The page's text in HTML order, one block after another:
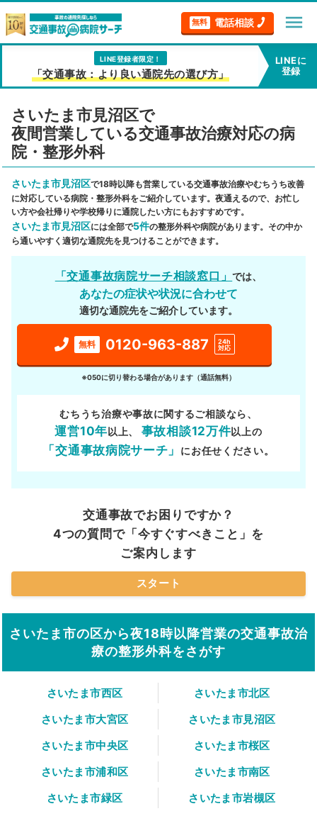
無料 電話相談 menu
LINE登録者限定！
「交通事故：より良い通院先の選び方」
LINEに
登録
さいたま市見沼区で
夜間営業している交通事故治療対応の病
院・整形外科
さいたま市見沼区で18時以降も営業している交通事故治療やむちうち改善
に対応している病院・整形外科をご紹介しています。夜通えるので、お忙し
い方や会社帰りや学校帰りに通院したい方にもおすすめです。
さいたま市見沼区には全部で5件の整形外科や病院があります。その中か
ら通いやすく適切な通院先を見つけることができます。
「交通事故病院サーチ相談窓口」では、
あなたの症状や状況に合わせて
適切な通院先をご紹介しています。
無料 0120-963-887
24h
対応
※050に切り替わる場合があります（通話無料）
むちうち治療や事故に関するご相談なら、
運営10年以上、 事故相談12万件以上の
「交通事故病院サーチ」 にお任せください。
交通事故でお困りですか？
4つの質問で「今すぐすべきこと」を
ご案内します
スタート
さいたま市の区から夜18時以降営業の交通事故治
療の整形外科をさがす
さいたま市西区
さいたま市北区
さいたま市大宮区
さいたま市見沼区
さいたま市中央区
さいたま市桜区
さいたま市浦和区
さいたま市南区
さいたま市緑区
さいたま市岩槻区